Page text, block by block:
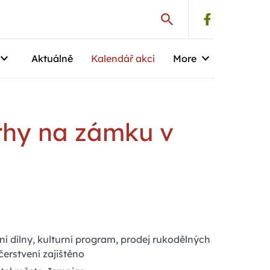
Aktuálně Kalendář akcí More
na zámku v
dílny, kulturní program, prodej rukodělných
zajištěno